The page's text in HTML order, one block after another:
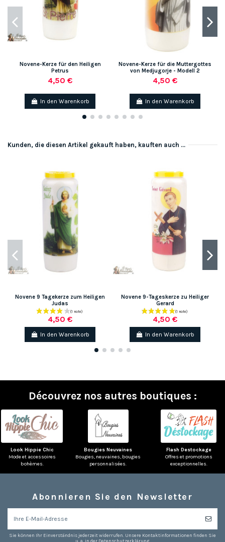
Novene-Kerze für den Heiligen
Petrus
4,50 €
In den Warenkorb
Novene-Kerze für die Muttergottes
von Medjugorje - Modell 2
4,50 €
In den Warenkorb
Kunden, die diesen Artikel gekauft haben, kauften auch ...
Novene 9 Tagekerze zum Heiligen
Judas
4,50 €
In den Warenkorb
Novene 9-Tageskerze zu Heiliger
Gerard
4,50 €
In den Warenkorb
Découvrez nos autres boutiques :
Look Hippie Chic
Mode et accessoires
bohèmes.
Bougies Neuvaines
Bougies, neuvaines, bougies
personnalisées.
Flash Destockage
Offres et promotions
exceptionnelles.
Abonnieren Sie den Newsletter
Sie können Ihr Einverständnis jederzeit widerrufen. Unsere Kontaktinformationen finden Sie
u. a. in der Datenschutzerklärung.